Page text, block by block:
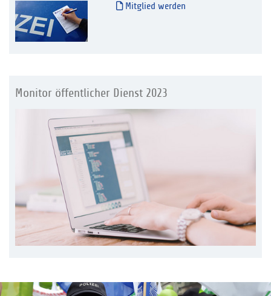
Mitglied werden
Monitor öffentlicher Dienst 2023